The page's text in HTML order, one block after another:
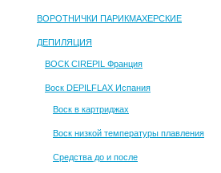
ВОРОТНИЧКИ ПАРИКМАХЕРСКИЕ
ДЕПИЛЯЦИЯ
ВОСК CIREPIL Франция
Воск DEPILFLAX Испания
Воск в картриджах
Воск низкой температуры плавления
Средства до и после